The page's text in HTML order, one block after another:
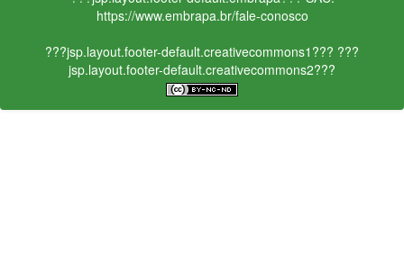
https://www.embrapa.br/fale-conosco
???jsp.layout.footer-default.creativecommons1??? ???
jsp.layout.footer-default.creativecommons2???